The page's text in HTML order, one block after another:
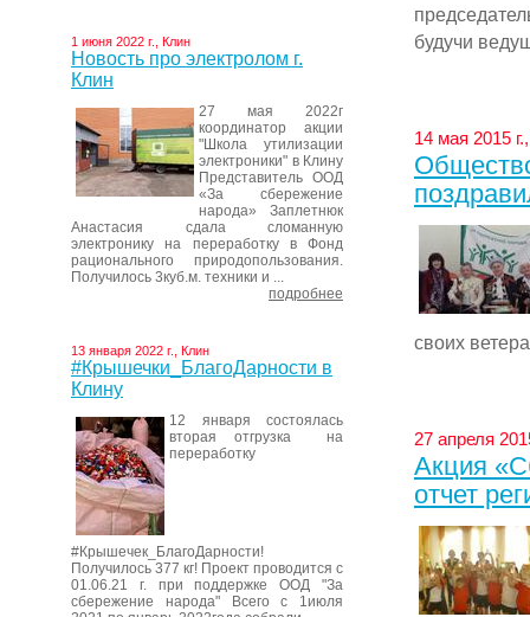
1 июня 2022 г., Клин
Новость про электролом г.
Клин
27 мая 2022г
координатор акции
"Школа утилизации
электроники" в Клину
Представитель ООД
«За сбережение
народа» Заплетнюк
Анастасия сдала сломанную
электронику на переработку в Фонд
рационального природопользования.
Получилось 3куб.м. техники и ...
подробнее
13 января 2022 г., Клин
#Крышечки_БлагоДарности в
Клину
12 января состоялась
вторая отгрузка на
переработку
#Крышечек_БлагоДарности!
Получилось 377 кг! Проект проводится с
01.06.21 г. при поддержке ООД "За
сбережение народа" Всего с 1июля
будучи
14 мая 2015
своих
27 апреля
Акция
отчет